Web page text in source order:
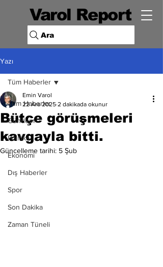
Varol Report
Ara
Yazı
Tüm Haberler
Gündem
Politika
Ekonomi
Dış Haberler
Spor
Son Dakika
Zaman Tüneli
Tüm Haberler
Bütçe görüşmeleri
kavgayla bitti.
Emin Varol
22 Ara 2025 2 dakikada okunur
Güncelleme tarihi: 5 Şub